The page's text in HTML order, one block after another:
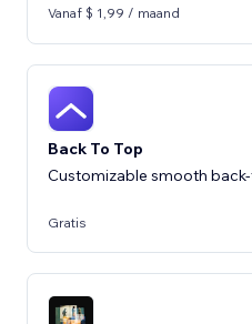
Vanaf $ 1,99 / maand
Back To Top
Customizable smooth
Gratis